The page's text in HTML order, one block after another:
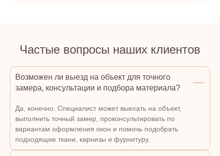
Частые вопросы наших клиентов
Возможен ли выезд на объект для точного
замера, консультации и подбора материала?
Да, конечно. Специалист может выехать на объект,
выполнить точный замер, проконсультировать по
вариантам оформления окон и помочь подобрать
подходящие ткани, карнизы и фурнитуру.